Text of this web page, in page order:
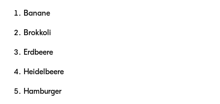
Banane
Brokkoli
Erdbeere
Heidelbeere
Hamburger